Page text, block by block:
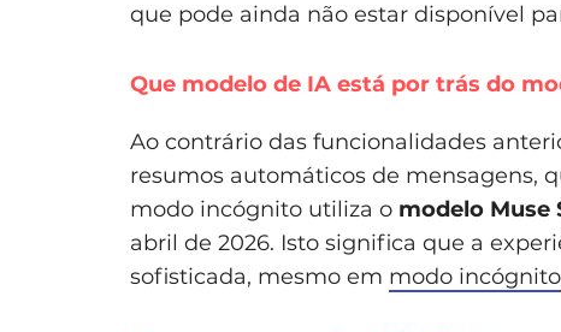
que pode ainda não estar disponível
Que modelo de IA está por trás do
Ao contrário das funcionalidades
resumos automáticos de mensagens,
modo incógnito utiliza o modelo Muse
abril de 2026. Isto significa que a
sofisticada, mesmo em modo incógnito